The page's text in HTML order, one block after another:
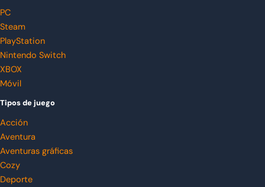
PC
Steam
PlayStation
Nintendo Switch
XBOX
Móvil
Tipos de juego
Acción
Aventura
Aventuras gráficas
Cozy
Deporte